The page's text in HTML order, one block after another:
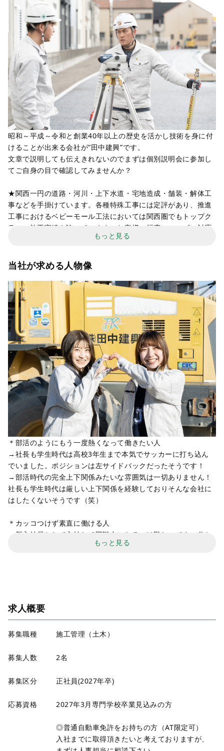
昭和～平成～令和と創業40年以上の歴史を活かし技術を身に付
けることが出来る会社が”田中建興”です。
文章で説明しても伝えきれないのでまずは個別説明会に参加し
てご自身の目で確認してみませんか？
★関西一円の道路・河川・上下水道・宅地造成・舗装・解体工
事などを手掛けています。各種特殊工事には定評があり、推進
工事におけるベビーモール工法においては関西圏でもトップク
ラスの施工実績を誇っています。お客様の幅広いニーズに対応
＊実際の仕事は、工事における施工管理業務全般の他、自らも
施工にも携わります。重機の操作や施工の技術を習得したり、
実践を通して工事の流れをつかんだり、モノづくりに関わりた
い人にはピッタリの環境。ダンプなどの重機も多数保有し、自
社で一貫した工事を行える点も当社ならではの強みです。配属
先は工事部と推進部がありますが、あなたの希望を最優先しま
す。
＊その他、社長が建築士の資格を保有しているので注文建築・
リフォーム事業にも仕事の領域を広げています。
常に新しい何かを探求し令和の時代を築いていきます。
もっと見る
当社が求める人物像
＊部活のようにもう一度熱くなって働きたい人
→社長も学生時代は高校3年生まで本気でサッカーに打ち込ん
でいました。ポジションは左サイドバックだったそうです！
→部活時代の完全上下関係みたいな雰囲気は一切ありません！
社長も学生時代は厳しい上下関係を経験しておりそんな会社に
はしたくないそうです（笑）
＊カッコつけず素直に働ける人
→新入社員として入社して即戦力になるのは難しいです。分か
らないことは素直に受け止めて質問する。これも新入社員の立
→田中建興の仕事の1～2割は友人からの依頼の仕事で成り立っ
ています。
い。会社が責任持ってフォローします。
✔POINT
で、わからないことは何でも聞いてください！
ョンの取り方や、仕事の心構えなど、「そういうことか！」と
て、一緒に頑張っていきましょう。
もっと見る
求人概要
募集職種 施工管理（土木）
募集人数 2名
募集区分 正社員(2027年卒)
応募資格 2027年3月専門学校卒業見込みの方
◎普通自動車免許をお持ちの方（AT限定可）
入社までに取得頂きたいと考えておりますが、